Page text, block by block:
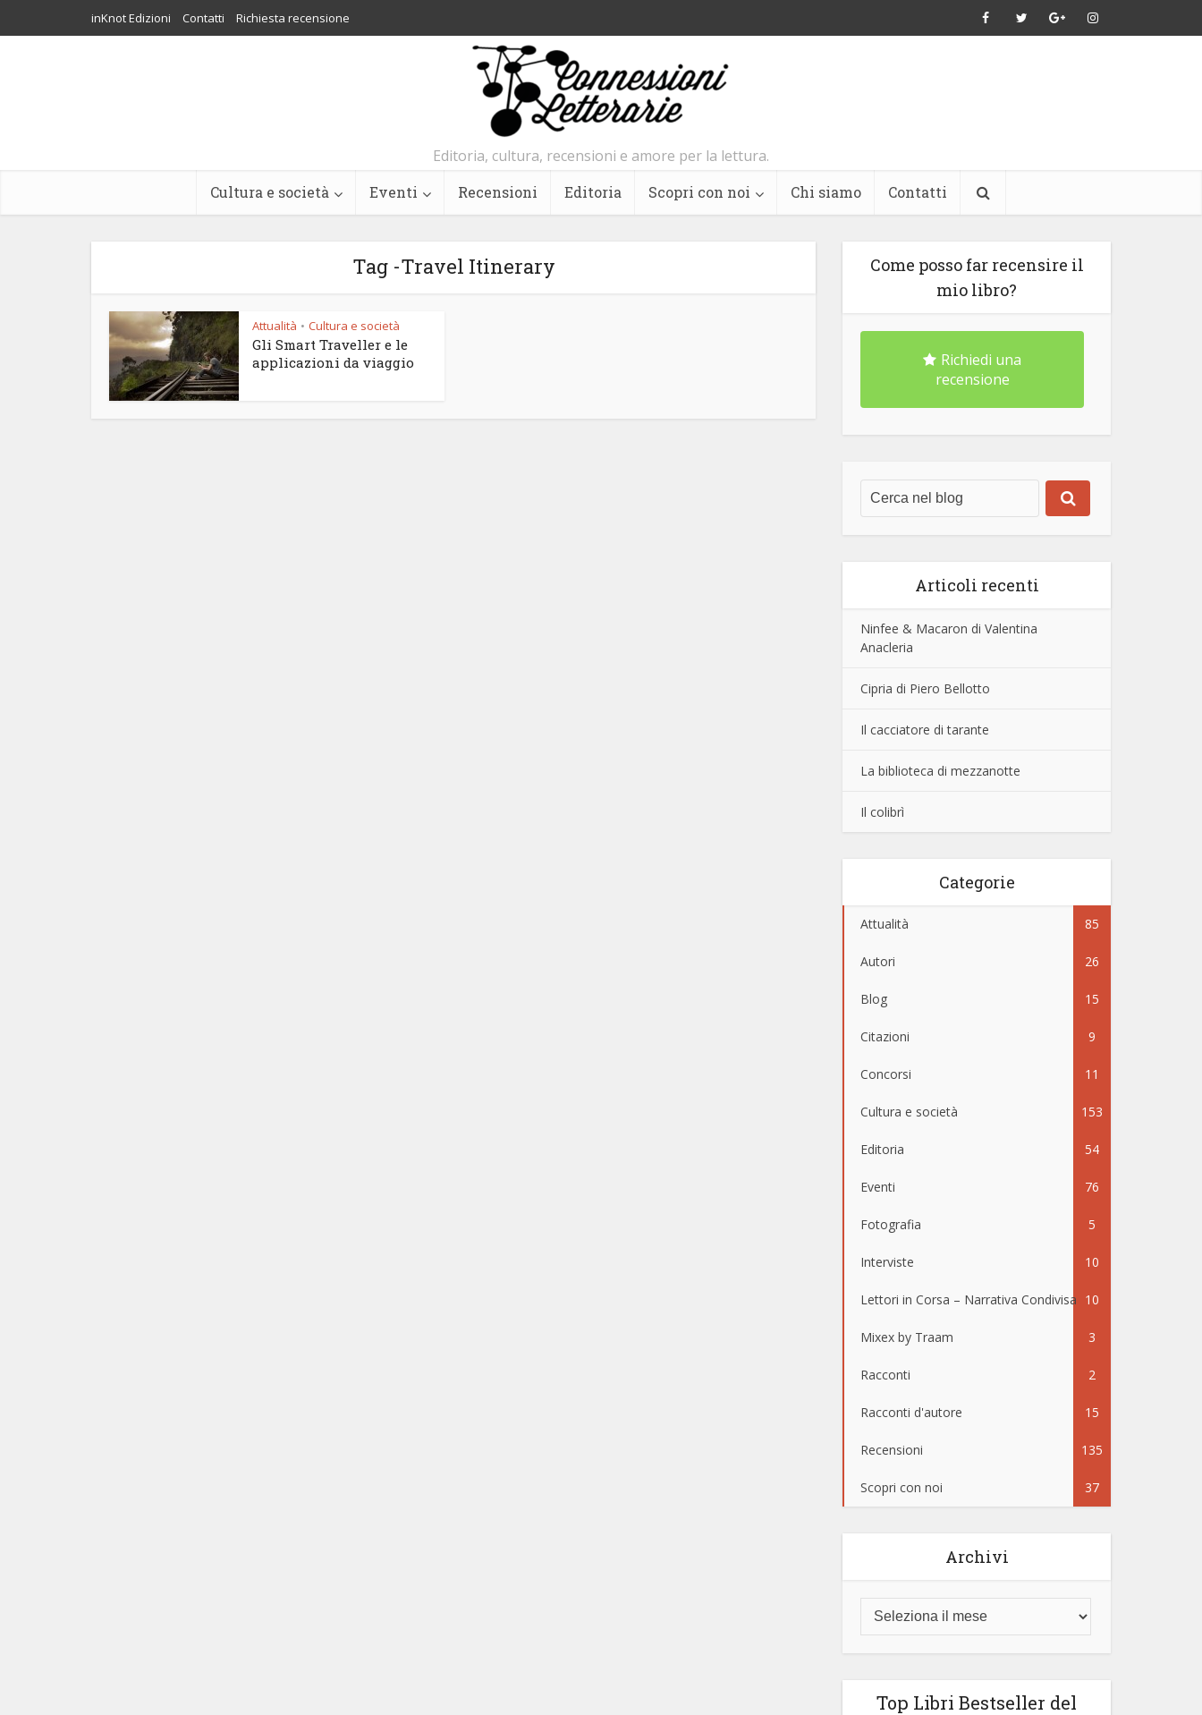
inKnot Edizioni Contatti Richiesta recensione
Editoria, cultura, recensioni e amore per la lettura.
Cultura e società Eventi Recensioni Editoria Scopri con noi Chi siamo Contatti
Tag -Travel Itinerary
Attualità • Cultura e società
Gli Smart Traveller e le
applicazioni da viaggio
Come posso far recensire il
mio libro?
Richiedi una
recensione
Articoli recenti
Ninfee & Macaron di Valentina
Anacleria
Cipria di Piero Bellotto
Il cacciatore di tarante
La biblioteca di mezzanotte
Il colibrì
Categorie
Attualità 85
Autori 26
Blog 15
Citazioni 9
Concorsi 11
Cultura e società 153
Editoria 54
Eventi 76
Fotografia 5
Interviste 10
Lettori in Corsa – Narrativa Condivisa 10
Mixex by Traam 3
Racconti 2
Racconti d'autore 15
Recensioni 135
Scopri con noi 37
Archivi
Top Libri Bestseller del